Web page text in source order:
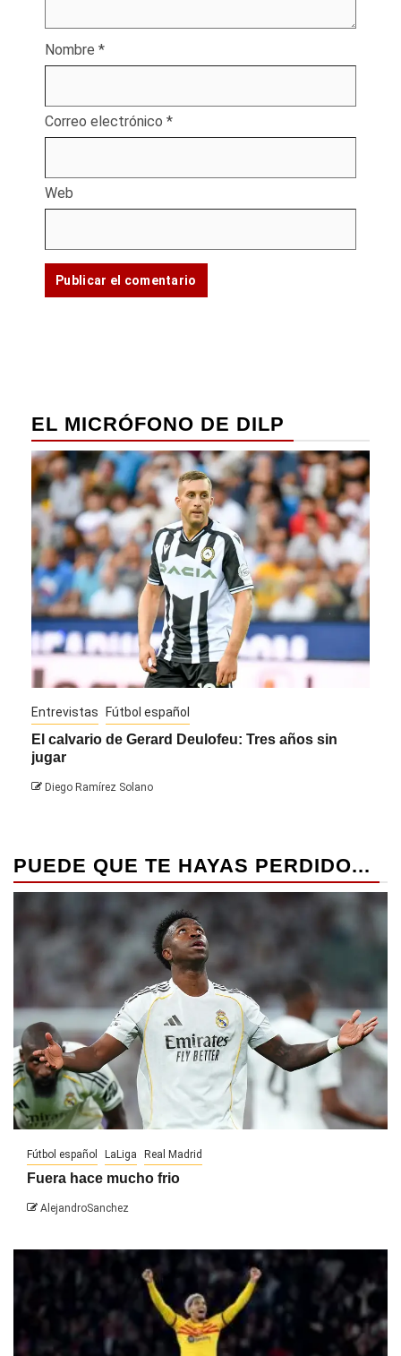
Nombre *
Correo electrónico *
Web
EL MICRÓFONO DE DILP
Entrevistas Fútbol español
El calvario de Gerard Deulofeu: Tres años sin
jugar
Diego Ramírez Solano
PUEDE QUE TE HAYAS PERDIDO...
Fútbol español LaLiga Real Madrid
Fuera hace mucho frio
AlejandroSanchez